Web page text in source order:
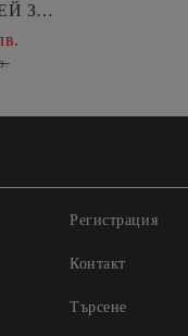
ЗА
Регистрация
Контакт
Търсене